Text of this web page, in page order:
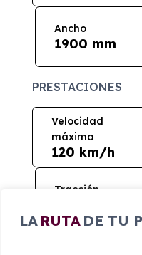
LA RUTA DE TU
Ancho
1900 mm
PRESTACIONES
Velocidad
máxima
120 km/h
Tracción